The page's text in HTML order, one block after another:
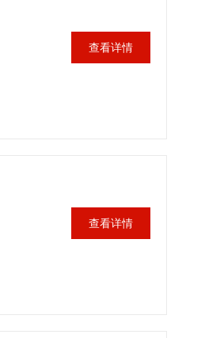
查看详情
查看详情